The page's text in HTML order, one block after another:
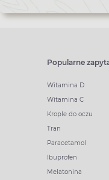
Popularne
Witamina D
Witamina C
Krople do oczu
Tran
Paracetamol
Ibuprofen
Melatonina